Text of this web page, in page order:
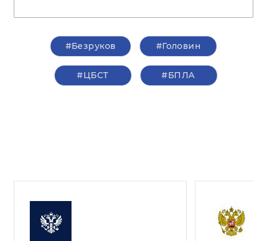
#Безруков #Головин
#ЦБСТ #БПЛА